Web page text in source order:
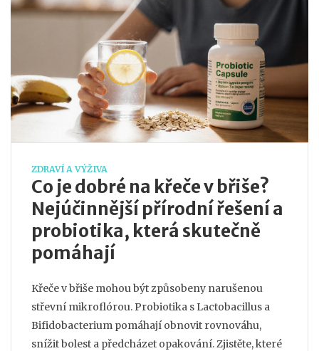
ZDRAVÍ A VÝŽIVA
Co je dobré na křeče v břiše?
Nejúčinnější přírodní řešení a
probiotika, která skutečně
pomáhají
Křeče v břiše mohou být způsobeny narušenou
střevní mikroflórou. Probiotika s Lactobacillus a
Bifidobacterium pomáhají obnovit rovnováhu,
snížit bolest a předcházet opakování. Zjistěte, které